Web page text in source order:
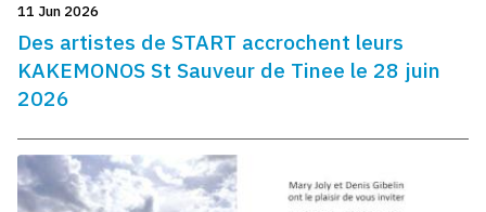
11 Jun 2026
Des artistes de START accrochent leurs
KAKEMONOS St Sauveur de Tinee le 28 juin
2026